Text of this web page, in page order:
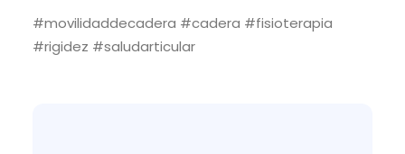
#movilidaddecadera #cadera #fisioterapia
#rigidez #saludarticular